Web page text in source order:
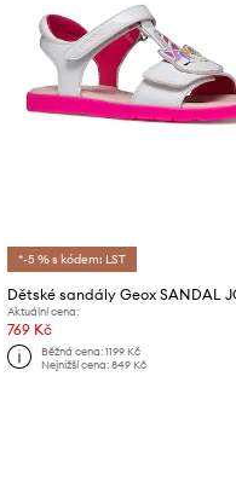
*-5 % s kódem: LST
Aktuální cena:
769 Kč
Běžná cena: 1199 Kč
Nejnižší cena: 849 Kč